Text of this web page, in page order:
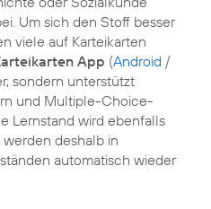
Um sich den Stoff besser
viele auf Karteikarten
App (Android /
sondern unterstützt
und Multiple-Choice-
Lernstand wird ebenfalls
deshalb in
automatisch wieder